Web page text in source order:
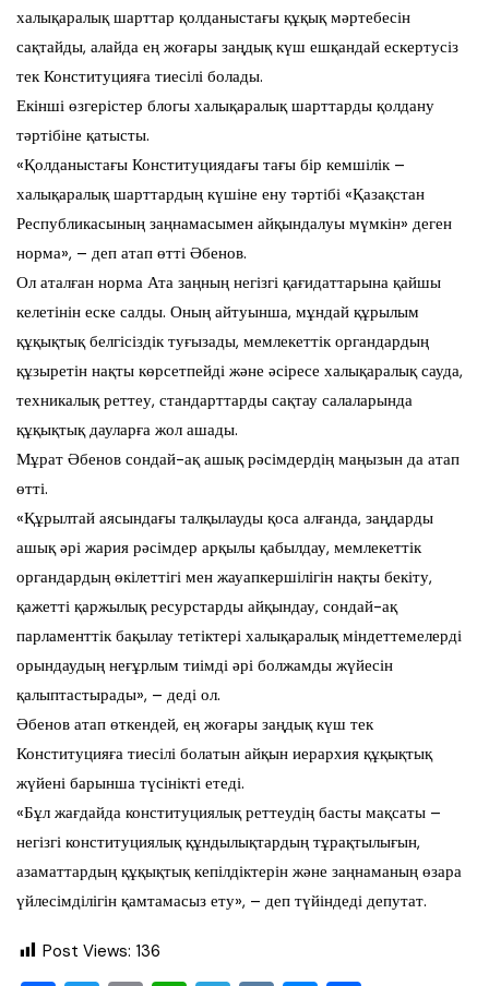
халықаралық шарттар қолданыстағы құқық мәртебесін
сақтайды, алайда ең жоғары заңдық күш ешқандай ескертусіз
тек Конституцияға тиесілі болады.
Екінші өзгерістер блогы халықаралық шарттарды қолдану
тәртібіне қатысты.
«Қолданыстағы Конституциядағы тағы бір кемшілік –
халықаралық шарттардың күшіне ену тәртібі «Қазақстан
Республикасының заңнамасымен айқындалуы мүмкін» деген
норма», – деп атап өтті Әбенов.
Ол аталған норма Ата заңның негізгі қағидаттарына қайшы
келетінін еске салды. Оның айтуынша, мұндай құрылым
құқықтық белгісіздік туғызады, мемлекеттік органдардың
құзыретін нақты көрсетпейді және әсіресе халықаралық сауда,
техникалық реттеу, стандарттарды сақтау салаларында
құқықтық дауларға жол ашады.
Мұрат Әбенов сондай-ақ ашық рәсімдердің маңызын да атап
өтті.
«Құрылтай аясындағы талқылауды қоса алғанда, заңдарды
ашық әрі жария рәсімдер арқылы қабылдау, мемлекеттік
органдардың өкілеттігі мен жауапкершілігін нақты бекіту,
қажетті қаржылық ресурстарды айқындау, сондай-ақ
парламенттік бақылау тетіктері халықаралық міндеттемелерді
орындаудың неғұрлым тиімді әрі болжамды жүйесін
қалыптастырады», – деді ол.
Әбенов атап өткендей, ең жоғары заңдық күш тек
Конституцияға тиесілі болатын айқын иерархия құқықтық
жүйені барынша түсінікті етеді.
«Бұл жағдайда конституциялық реттеудің басты мақсаты –
негізгі конституциялық құндылықтардың тұрақтылығын,
азаматтардың құқықтық кепілдіктерін және заңнаманың өзара
үйлесімділігін қамтамасыз ету», – деп түйіндеді депутат.
Post Views: 136